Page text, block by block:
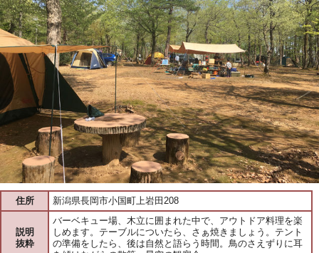
住所 新潟県長岡市小国町上岩田208
説明
抜粋
バーベキュー場、木立に囲まれた中で、アウトドア料理を楽
しめます。テーブルについたら、さぁ焼きましょう。テント
の準備をしたら、後は自然と語らう時間。鳥のさえずりに耳